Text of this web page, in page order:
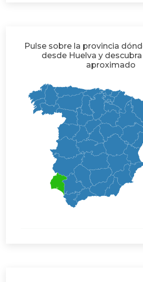
Pulse sobre la provincia
desde Huelva y
aproximado